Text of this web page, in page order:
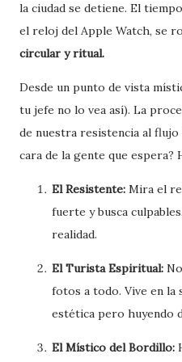
la ciudad se detiene. El
el reloj del Apple Watch, se
circular y ritual.
Desde un punto de vista
tu jefe no lo vea así). La
de nuestra resistencia al flujo
cara de la gente que espera?
El Resistente: Mira el
fuerte y busca
realidad.
El Turista Espiritual:
fotos a todo. Vive en la
estética pero huyendo
El Místico del Bordillo: